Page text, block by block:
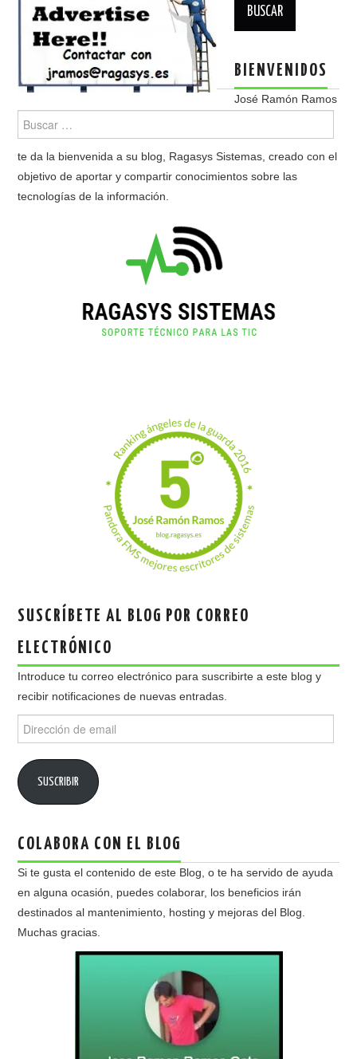
BIENVENIDOS
José Ramón Ramos
te da la bienvenida a su blog, Ragasys Sistemas, creado con el
objetivo de aportar y compartir conocimientos sobre las
tecnologías de la información.
SUSCRÍBETE AL BLOG POR CORREO
ELECTRÓNICO
Introduce tu correo electrónico para suscribirte a este blog y
recibir notificaciones de nuevas entradas.
de
SUSCRIBIR
COLABORA CON EL BLOG
Si te gusta el contenido de este Blog, o te ha servido de ayuda
en alguna ocasión, puedes colaborar, los beneficios irán
destinados al mantenimiento, hosting y mejoras del Blog.
Muchas gracias.